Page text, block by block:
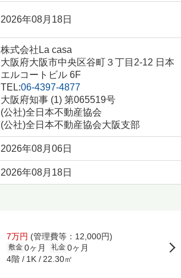
2026年08月18日
株式会社La casa
大阪府大阪市中央区谷町３丁目2-12 日本
エルコートビル 6F
TEL:06-4397-4877
大阪府知事 (1) 第065519号
(公社)全日本不動産協会
(公社)全日本不動産協会大阪支部
2026年08月06日
2026年08月18日
7万円 (管理費等：12,000円)
敷金 0ヶ月 礼金 0ヶ月
4階 1K 22.30㎡